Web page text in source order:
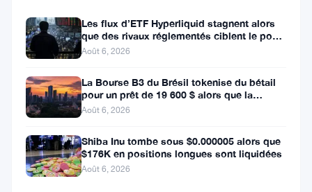
cœur
tout
cela.
Après
avoir
atteint
Les flux d’ETF Hyperliquid stagnent alors
que des rivaux réglementés ciblent le pool
de trading DeFi de 2 à 3
Août 6, 2026
La Bourse B3 du Brésil tokenise du bétail
pour un prêt de 19 600 $ alors que la
blockchain atteint la ferme
Août 6, 2026
Shiba Inu tombe sous $0.000005 alors que
$176K en positions longues sont liquidées
Août 6, 2026